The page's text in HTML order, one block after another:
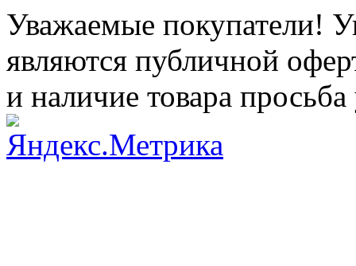
Уважаемые покупатели!
являются публичной
и наличие товара